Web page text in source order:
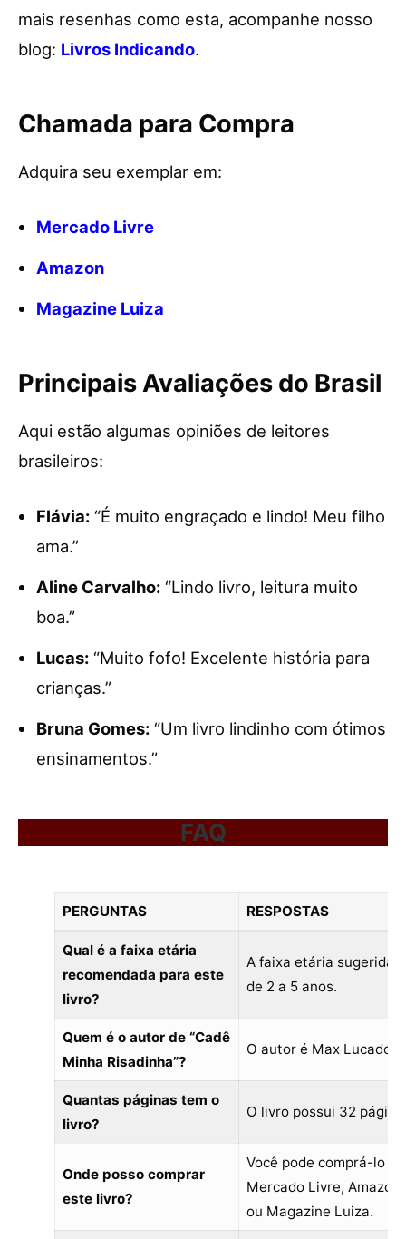
mais resenhas como esta, acompanhe nosso
blog: Livros Indicando.
Chamada para Compra
Adquira seu exemplar em:
Mercado Livre
Amazon
Magazine Luiza
Principais Avaliações do Brasil
Aqui estão algumas opiniões de leitores
brasileiros:
Flávia: “É muito engraçado e lindo! Meu filho
ama.”
Aline Carvalho: “Lindo livro, leitura muito
boa.”
Lucas: “Muito fofo! Excelente história para
crianças.”
Bruna Gomes: “Um livro lindinho com ótimos
ensinamentos.”
FAQ
PERGUNTAS RESPOSTAS
Qual é a faixa etária
recomendada para este
livro?
A faixa etária sugerida é
de 2 a 5 anos.
Quem é o autor de “Cadê
Minha Risadinha”?
O autor é Max Lucado.
Quantas páginas tem o
livro?
O livro possui 32
Onde posso comprar
este livro?
Você pode comprá-lo no
Mercado Livre, Amazon
ou Magazine Luiza.